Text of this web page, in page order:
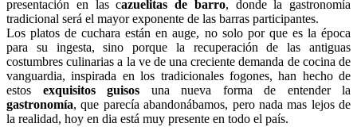
presentación en las cazuelitas de barro, donde la gastronomía
tradicional será el mayor exponente de las barras participantes.
Los platos de cuchara están en auge, no solo por que es la época
para su ingesta, sino porque la recuperación de las antiguas
costumbres culinarias a la ve de una creciente demanda de cocina de
vanguardia, inspirada en los tradicionales fogones, han hecho de
estos exquisitos guisos una nueva forma de entender la
gastronomía, que parecía abandonábamos, pero nada mas lejos de
la realidad, hoy en dia está muy presente en todo el país.